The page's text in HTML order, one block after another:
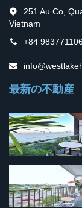
251 Au Co,
Vietnam
+84 983771106
最新の不動産